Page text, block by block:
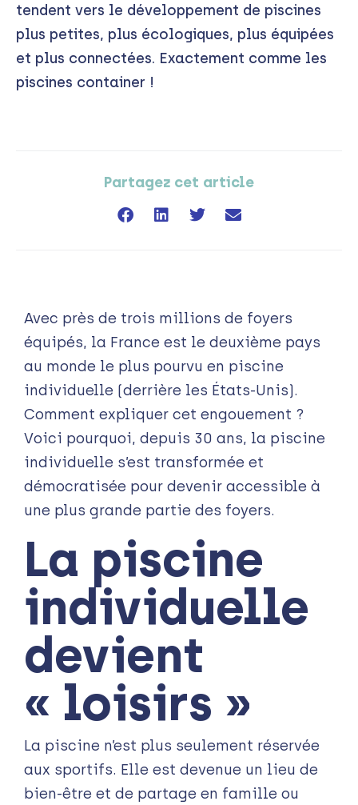
tendent vers le développement de piscines
plus petites, plus écologiques, plus équipées
et plus connectées. Exactement comme les
piscines container !
Partagez cet article
Avec près de trois millions de foyers
équipés, la France est le deuxième pays
au monde le plus pourvu en piscine
individuelle (derrière les États-Unis).
Comment expliquer cet engouement ?
Voici pourquoi, depuis 30 ans, la piscine
individuelle s’est transformée et
démocratisée pour devenir accessible à
une plus grande partie des foyers.
La piscine
individuelle
devient
« loisirs »
La piscine n’est plus seulement réservée
aux sportifs. Elle est devenue un lieu de
bien-être et de partage en famille ou